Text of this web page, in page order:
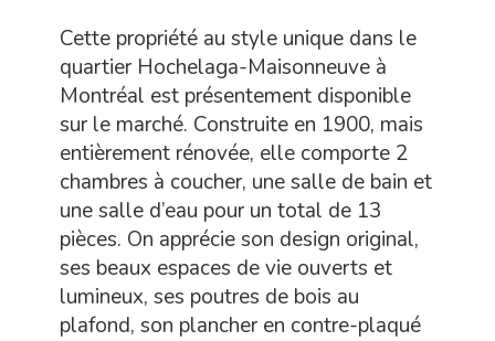
Cette propriété au style unique dans le
quartier Hochelaga-Maisonneuve à
Montréal est présentement disponible
sur le marché. Construite en 1900, mais
entièrement rénovée, elle comporte 2
chambres à coucher, une salle de bain et
une salle d’eau pour un total de 13
pièces. On apprécie son design original,
ses beaux espaces de vie ouverts et
lumineux, ses poutres de bois au
plafond, son plancher en contre-plaqué